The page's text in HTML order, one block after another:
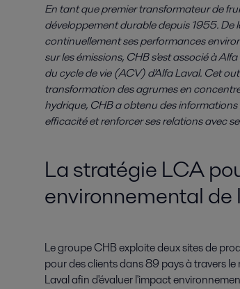
En tant que premier transformateur de
développement durable depuis 1955. De
continuellement ses performances
sur les émissions, CHB s'est associé à
du cycle de vie (ACV) d'Alfa Laval. Cet
transformation des agrumes en
hydrique, CHB a obtenu des
efficacité et renforcer ses relations avec
La stratégie LCA
environnemental
Le groupe CHB exploite deux sites de
pour des clients dans 89 pays à travers
Laval afin d'évaluer l'impact